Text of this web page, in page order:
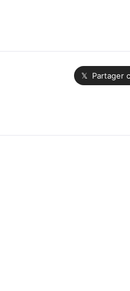
𝕏 Partager